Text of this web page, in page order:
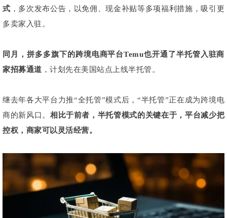
式 ，多次发布公告，以免佣、现金补贴等多项福利措施，吸引更
多卖家入驻。
同月，拼多多旗下的跨境电商平台Temu也开通了半托管入驻商
家招募通道 ，计划先在美国站点上线半托管。
继去年各大平台力推“全托管”模式后，“半托管”正在成为跨境电
商的新风口。 相比于前者，半托管模式的关键在于，平台减少把
控权，商家可以灵活经营。